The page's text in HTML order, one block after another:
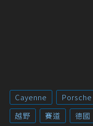
Cayenne Porsche
越野
賽道 德國